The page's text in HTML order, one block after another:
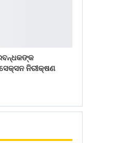
ନିରୀକ୍ଷଣ